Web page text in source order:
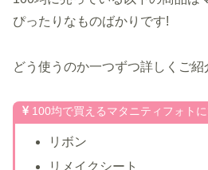
ぴったりなものばかりです!
どう使うのか一つずつ詳しくご
100均で買えるマタニティフォト
リボン
リメイクシート